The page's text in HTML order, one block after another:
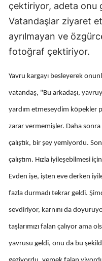
çektiriyor, adeta onu
Vatandaşlar ziyaret
ayrılmayan ve
fotoğraf çektiriyor.
Yavru kargayı besleyerek
vatandaş, "Bu arkadaşı,
yardım etmeseydim köpekler
zarar vermemişler. Daha sonra
çalıştık, bir şey yemiyordu.
çalıştım. Hızla iyileşebilmesi
Evden işe, işten eve derken
fazla durmadı tekrar geldi.
sevdiriyor, karnını da
taşlarımızı falan çalıyor ama
yavrusu geldi, onu da bu